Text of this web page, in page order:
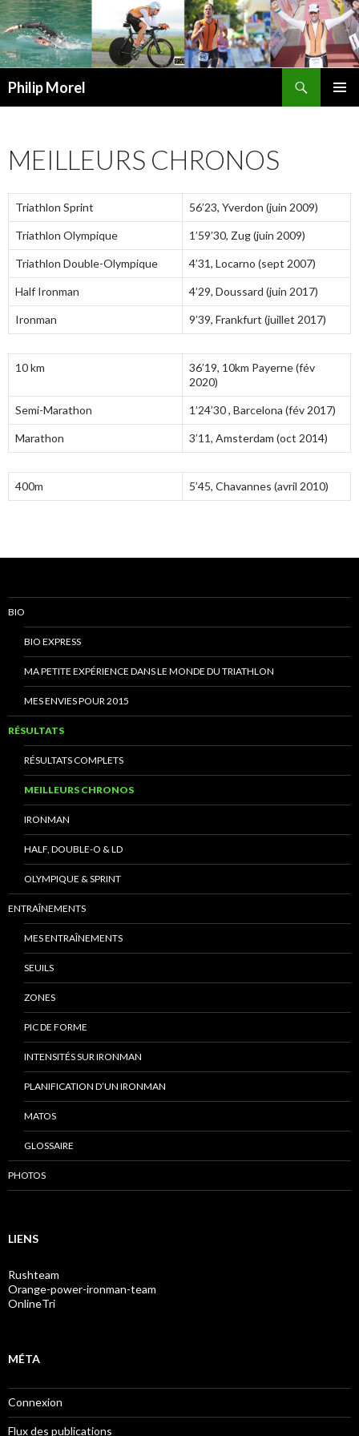
Philip Morel
MEILLEURS CHRONOS
Triathlon Sprint 56’23, Yverdon (juin 2009)
Triathlon Olympique 1’59’30, Zug (juin 2009)
Triathlon Double-Olympique 4’31, Locarno (sept 2007)
Half Ironman 4’29, Doussard (juin 2017)
Ironman 9’39, Frankfurt (juillet 2017)
10 km
36’19, 10km Payerne (fév
2020)
Semi-Marathon 1’24’30 , Barcelona (fév 2017)
Marathon 3’11, Amsterdam (oct 2014)
400m 5’45, Chavannes (avril 2010)
BIO
BIO EXPRESS
MA PETITE EXPÉRIENCE DANS LE MONDE DU TRIATHLON
MES ENVIES POUR 2015
RÉSULTATS
RÉSULTATS COMPLETS
MEILLEURS CHRONOS
IRONMAN
HALF, DOUBLE-O & LD
OLYMPIQUE & SPRINT
ENTRAÎNEMENTS
MES ENTRAÎNEMENTS
SEUILS
ZONES
PIC DE FORME
INTENSITÉS SUR IRONMAN
PLANIFICATION D’UN IRONMAN
MATOS
GLOSSAIRE
PHOTOS
LIENS
Rushteam
Orange-power-ironman-team
OnlineTri
MÉTA
Connexion
Flux des publications